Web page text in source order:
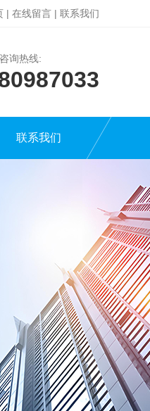
| 在线留言 | 联系我们
询热线:
联系我们